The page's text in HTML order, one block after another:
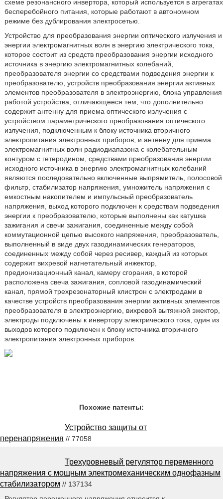
схеме резонансного инвертора, который используется в агрегатах
бесперебойного питания, которые работают в автономном
режиме без дублирования электросетью.
Устройство для преобразования энергии оптического излучения и
энергии электромагнитных волн в энергию электрического тока,
которое состоит из средств преобразования энергии исходного
источника в энергию электромагнитных колебаний,
преобразователя энергии со средствами подведения энергии к
преобразователю, устройств преобразования энергии активных
элементов преобразователя в электроэнергию, блока управления
работой устройства, отличающееся тем, что дополнительно
содержит антенну для приема оптического излучения с
устройством параметрического преобразования оптического
излучения, подключенным к блоку источника вторичного
электропитания электронных приборов, и антенну для приема
электромагнитных волн радиодиапазона с колебательным
контуром с гетеродином, средствами преобразования энергии
исходного источника в энергию электромагнитных колебаний
являются последовательно включенные выпрямитель, полосовой
фильтр, стабилизатор напряжения, умножитель напряжения с
емкостным накопителем и импульсный преобразователь
напряжения, выход которого подключен к средствам подведения
энергии к преобразователю, которые выполнены как катушка
зажигания и свечи зажигания, соединенные между собой
коммутационной цепью высокого напряжения, преобразователь,
выполненный в виде двух газодинамических генераторов,
соединенных между собой через ресивер, каждый из которых
содержит вихревой нагнетательный инжектор,
предионизационный канал, камеру сгорания, в которой
расположена свеча зажигания, сопловой газодинамический
канал, прямой трехрезонаторный клистрон с электродами в
качестве устройств преобразования энергии активных элементов
преобразователя в электроэнергию, вихревой вытяжной эжектор,
электроды подключены к инвертору электрического тока, один из
выходов которого подключен к блоку источника вторичного
электропитания электронных приборов.
Похожие патенты:
Устройство защиты от
перенапряжения // 77058
Трехуровневый регулятор переменного
напряжения с мощным электромеханическим однофазным
стабилизатором // 137134